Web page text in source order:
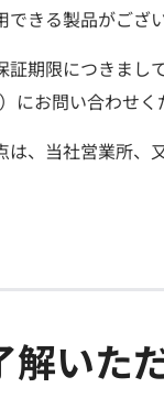
きる製品がござ
証期限につきまし
にお問い合わせく
は、当社営業所、
いた